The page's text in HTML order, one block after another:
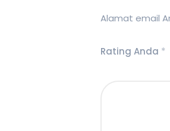
Alamat email
Rating Anda *